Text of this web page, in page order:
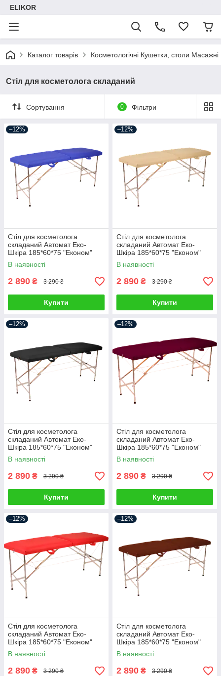
ELIKOR
Каталог товарів Косметологічні Кушетки, столи Масажні
Стіл для косметолога складаний
Сортування 0 Фільтри
–12%
Стіл для косметолога
складаний Автомат Еко-
Шкіра 185*60*75 "Економ"
В наявності
2 890 ₴ 3 290 ₴
Купити
–12%
Стіл для косметолога
складаний Автомат Еко-
Шкіра 185*60*75 "Економ"
В наявності
2 890 ₴ 3 290 ₴
Купити
–12%
Стіл для косметолога
складаний Автомат Еко-
Шкіра 185*60*75 "Економ"
В наявності
2 890 ₴ 3 290 ₴
Купити
–12%
Стіл для косметолога
складаний Автомат Еко-
Шкіра 185*60*75 "Економ"
В наявності
2 890 ₴ 3 290 ₴
Купити
–12%
Стіл для косметолога
складаний Автомат Еко-
Шкіра 185*60*75 "Економ"
В наявності
2 890 ₴ 3 290 ₴
–12%
Стіл для косметолога
складаний Автомат Еко-
Шкіра 185*60*75 "Економ"
В наявності
2 890 ₴ 3 290 ₴